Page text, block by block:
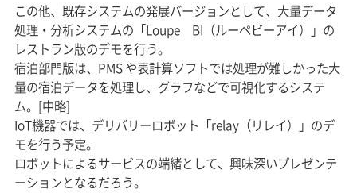
この他、既存システムの発展バージョンとして、大量データ
処理・分析システムの「Loupe BI（ルーペビーアイ）」の
レストラン版のデモを行う。
宿泊部門版は、PMS や表計算ソフトでは処理が難しかった大
量の宿泊データを処理し、グラフなどで可視化するシステ
ム。[中略]
IoT機器では、デリバリーロボット「relay（リレイ）」のデ
モを行う予定。
ロボットによるサービスの端緒として、興味深いプレゼンテ
ーションとなるだろう。